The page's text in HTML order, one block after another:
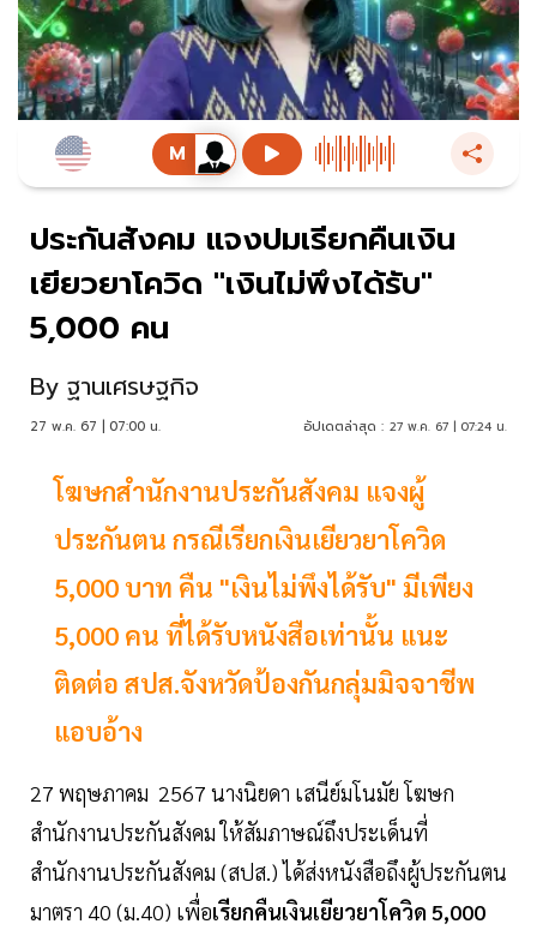
ประกันสังคม แจงปมเรียกคืนเงิน
เยียวยาโควิด "เงินไม่พึงได้รับ"
5,000 คน
By ฐานเศรษฐกิจ
27 พ.ค. 67 | 07:00 น. อัปเดตล่าสุด : 27 พ.ค. 67 | 07:24 น.
โฆษกสำนักงานประกันสังคม แจงผู้
ประกันตน กรณีเรียกเงินเยียวยาโควิด
5,000 บาท คืน "เงินไม่พึงได้รับ" มีเพียง
5,000 คน ที่ได้รับหนังสือเท่านั้น แนะ
ติดต่อ สปส.จังหวัดป้องกันกลุ่มมิจจาชีพ
แอบอ้าง
27 พฤษภาคม 2567 นางนิยดา เสนีย์มโนมัย โฆษก
สำนักงานประกันสังคม ให้สัมภาษณ์ถึงประเด็นที่
สำนักงานประกันสังคม (สปส.) ได้ส่งหนังสือถึงผู้ประกันตน
มาตรา 40 (ม.40) เพื่อเรียกคืนเงินเยียวยาโควิด 5,000